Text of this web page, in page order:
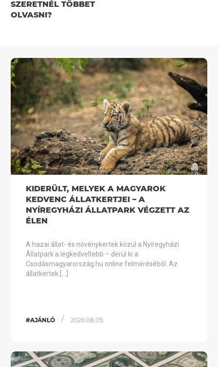
SZERETNÉL TÖBBET
OLVASNI?
KIDERÜLT, MELYEK A MAGYAROK
KEDVENC ÁLLATKERTJEI – A
NYÍREGYHÁZI ÁLLATPARK VÉGZETT AZ
ÉLEN
A hazai állat- és növénykertek közül a Nyíregyházi
Állatpark a legkedveltebb – derül ki a
Csodásmagyarország.hu online felméréséből. Az
állatkertek […]
#AJÁNLÓ / 2026.08.09.